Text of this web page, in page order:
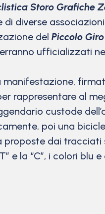
Storo Grafiche
diverse
del Piccolo Giro
ufficializzati
rappresentare al
custode
poi una
dai tracciati
la “C”, i colori blu